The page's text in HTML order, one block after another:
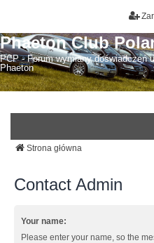
Phaeton Club
PCP - Forum wymiany doświadczeń
Phaeton
Strona główna
Contact Admin
Your name:
Please enter your name, so the